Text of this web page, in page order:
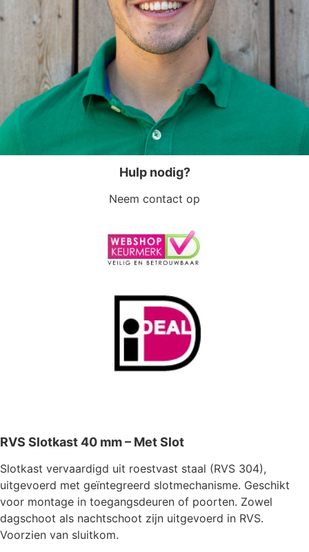
Hulp nodig?
Neem contact op
RVS Slotkast 40 mm – Met Slot
Slotkast vervaardigd uit roestvast staal (RVS 304),
uitgevoerd met geïntegreerd slotmechanisme. Geschikt
voor montage in toegangsdeuren of poorten. Zowel
dagschoot als nachtschoot zijn uitgevoerd in RVS.
Voorzien van sluitkom.